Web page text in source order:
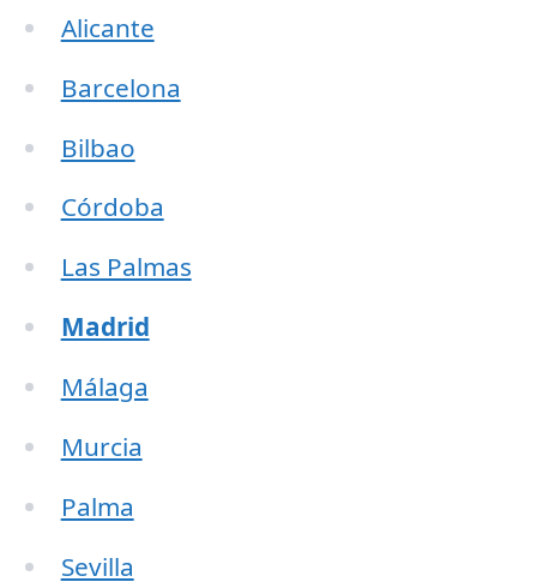
Alicante
Barcelona
Bilbao
Córdoba
Las Palmas
Madrid
Málaga
Murcia
Palma
Sevilla